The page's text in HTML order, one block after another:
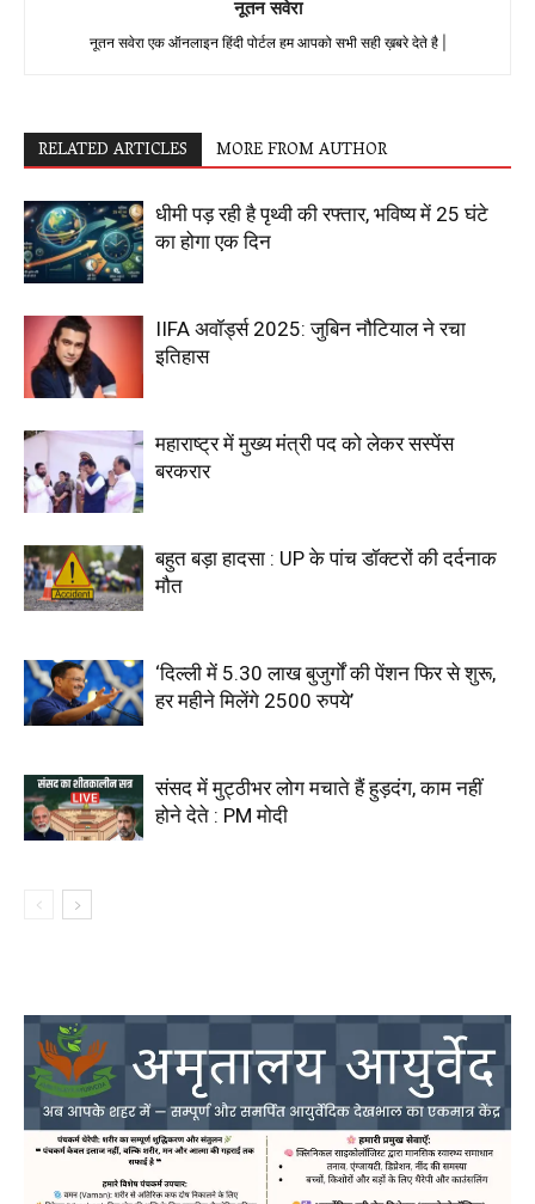
नूतन सवेरा
नूतन सवेरा एक ऑनलाइन हिंदी पोर्टल हम आपको सभी सही ख़बरे देते है |
RELATED ARTICLES MORE FROM AUTHOR
धीमी पड़ रही है पृथ्वी की रफ्तार, भविष्य में 25 घंटे
का होगा एक दिन
IIFA अवॉर्ड्स 2025: जुबिन नौटियाल ने रचा
इतिहास
महाराष्ट्र में मुख्य मंत्री पद को लेकर सस्पेंस
बरकरार
बहुत बड़ा हादसा : UP के पांच डॉक्टरों की दर्दनाक
मौत
‘दिल्ली में 5.30 लाख बुजुर्गों की पेंशन फिर से शुरू,
हर महीने मिलेंगे 2500 रुपये’
संसद में मुट्ठीभर लोग मचाते हैं हुड़दंग, काम नहीं
होने देते : PM मोदी